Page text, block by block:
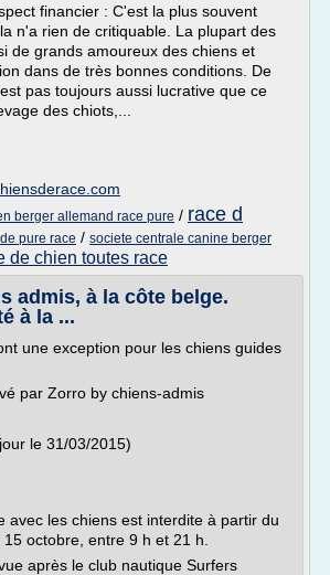
financier : C'est la plus souvent
n'a rien de critiquable. La plupart des
de grands amoureux des chiens et
dans de très bonnes conditions. De
pas toujours aussi lucrative que ce
des chiots,...
berger allemand race pure / race d
pure race / societe centrale canine berger
de chien toutes race
admis, à la côte belge.
à la ...
une exception pour les chiens guides
par Zorro by chiens-admis
le 31/03/2015)
avec les chiens est interdite à partir du
octobre, entre 9 h et 21 h.
après le club nautique Surfers